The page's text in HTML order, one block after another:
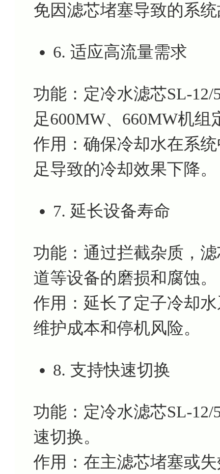
免因滤芯堵塞导致的系
6. 适应高流量需求
功能：定冷水滤芯SL-
足600MW、660MW机
作用：确保冷却水在系
足导致的冷却效果下降。
7. 延长设备寿命
功能：通过拦截杂质，
道等设备的磨损和腐蚀。
作用：延长了定子冷却
维护成本和停机风险。
8. 支持快速切换
功能：定冷水滤芯SL-
速切换。
作用：在主滤芯堵塞或